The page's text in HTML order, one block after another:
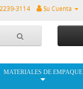
3114 Su Cuenta
MATERIALES DE EMPAQUE